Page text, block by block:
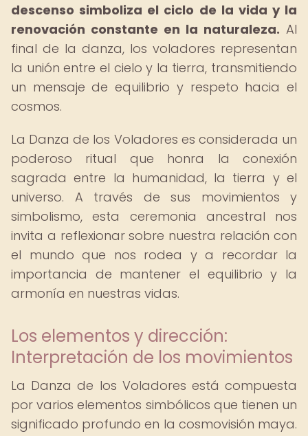
descenso simboliza el ciclo de la vida y la
renovación constante en la naturaleza. Al
final de la danza, los voladores representan
la unión entre el cielo y la tierra, transmitiendo
un mensaje de equilibrio y respeto hacia el
cosmos.
La Danza de los Voladores es considerada un
poderoso ritual que honra la conexión
sagrada entre la humanidad, la tierra y el
universo. A través de sus movimientos y
simbolismo, esta ceremonia ancestral nos
invita a reflexionar sobre nuestra relación con
el mundo que nos rodea y a recordar la
importancia de mantener el equilibrio y la
armonía en nuestras vidas.
Los elementos y dirección:
Interpretación de los movimientos
La Danza de los Voladores está compuesta
por varios elementos simbólicos que tienen un
significado profundo en la cosmovisión maya.